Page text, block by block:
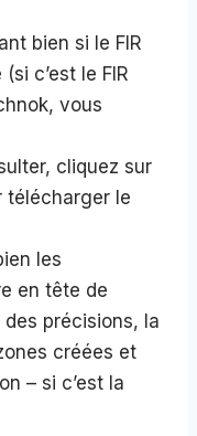
bien si le FIR
c’est le FIR
vous
cliquez sur
télécharger le
les
en tête de
précisions, la
créées et
– si c’est la